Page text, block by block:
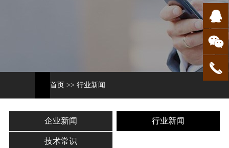
首页 >> 行业新闻
企业新闻 行业新闻
技术常识